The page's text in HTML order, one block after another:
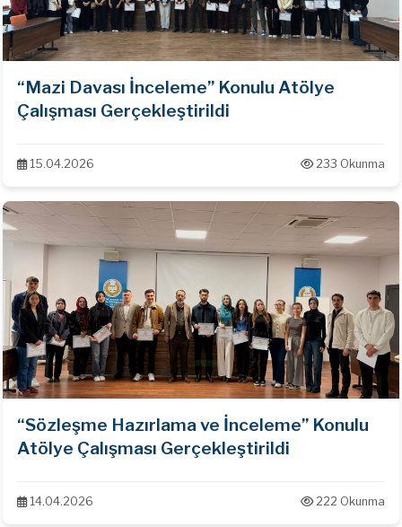
“Mazi Davası İnceleme” Konulu Atölye
Çalışması Gerçekleştirildi
15.04.2026 233 Okunma
“Sözleşme Hazırlama ve İnceleme” Konulu
Atölye Çalışması Gerçekleştirildi
14.04.2026 222 Okunma